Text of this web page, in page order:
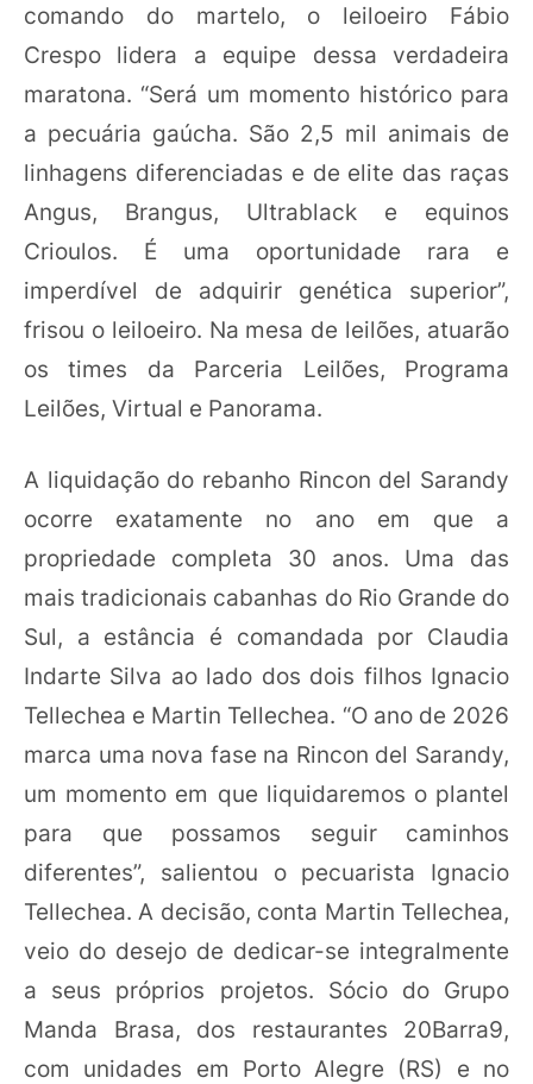
comando do martelo, o leiloeiro Fábio
Crespo lidera a equipe dessa verdadeira
maratona. “Será um momento histórico para
a pecuária gaúcha. São 2,5 mil animais de
linhagens diferenciadas e de elite das raças
Angus, Brangus, Ultrablack e equinos
Crioulos. É uma oportunidade rara e
imperdível de adquirir genética superior”,
frisou o leiloeiro. Na mesa de leilões, atuarão
os times da Parceria Leilões, Programa
Leilões, Virtual e Panorama.
A liquidação do rebanho Rincon del Sarandy
ocorre exatamente no ano em que a
propriedade completa 30 anos. Uma das
mais tradicionais cabanhas do Rio Grande do
Sul, a estância é comandada por Claudia
Indarte Silva ao lado dos dois filhos Ignacio
Tellechea e Martin Tellechea. “O ano de 2026
marca uma nova fase na Rincon del Sarandy,
um momento em que liquidaremos o plantel
para que possamos seguir caminhos
diferentes”, salientou o pecuarista Ignacio
Tellechea. A decisão, conta Martin Tellechea,
veio do desejo de dedicar-se integralmente
a seus próprios projetos. Sócio do Grupo
Manda Brasa, dos restaurantes 20Barra9,
com unidades em Porto Alegre (RS) e no